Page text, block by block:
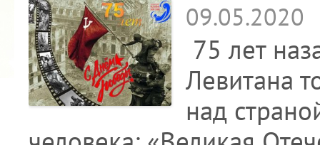
09.05.2020
75 лет
Левитана
над